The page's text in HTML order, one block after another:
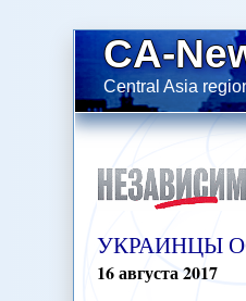
CA-
Central Asia
УКРАИНЦЫ
16августа2017